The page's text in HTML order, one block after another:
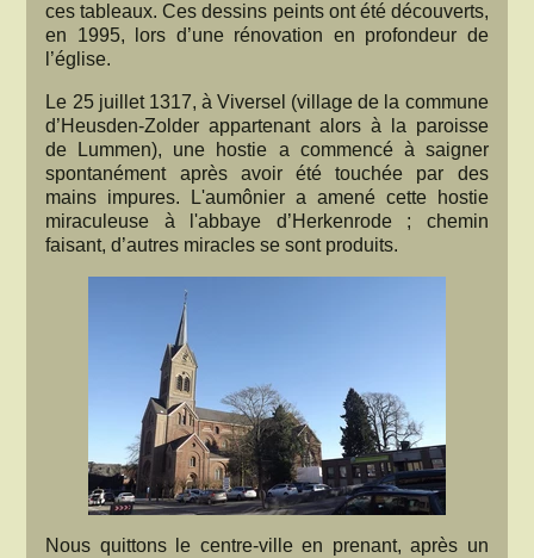
ces tableaux. Ces dessins peints ont été découverts,
en 1995, lors d’une rénovation en profondeur de
l’église.
Le 25 juillet 1317, à Viversel (village de la commune
d’Heusden-Zolder appartenant alors à la paroisse
de Lummen), une hostie a commencé à saigner
spontanément après avoir été touchée par des
mains impures. L'aumônier a amené cette hostie
miraculeuse à l'abbaye d’Herkenrode ; chemin
faisant, d’autres miracles se sont produits.
Nous quittons le centre-ville en prenant, après un